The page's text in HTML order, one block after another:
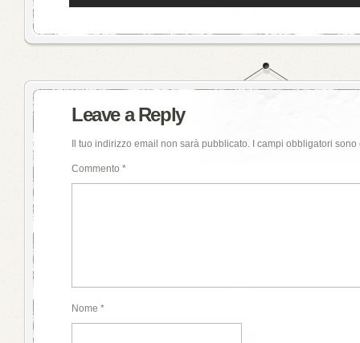
Leave a Reply
Il tuo indirizzo email non sarà pubblicato. I campi obbligatori
Commento *
Nome *